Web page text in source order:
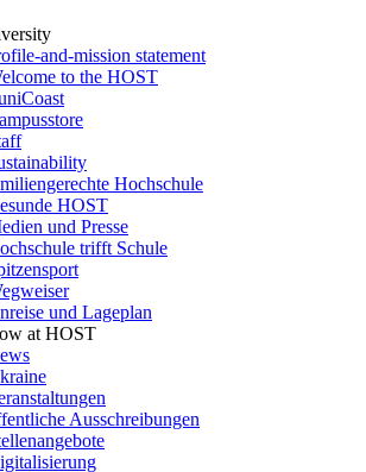
and-mission statement
to the HOST
Hochschule
HOST
und Presse
trifft Schule
und Lageplan
at HOST
Ausschreibungen